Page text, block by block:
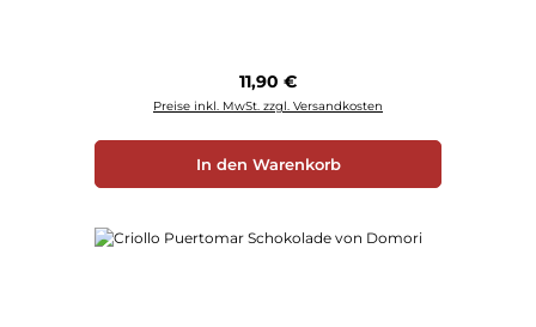
Regulärer Preis:
11,90 €
Preise inkl. MwSt. zzgl. Versandkosten
In den Warenkorb